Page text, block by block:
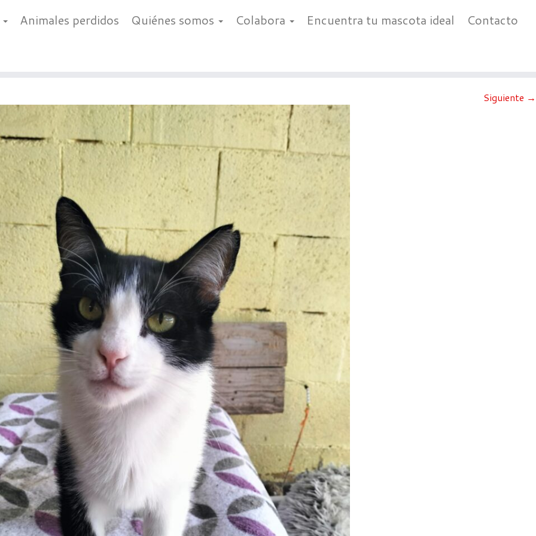
Animales perdidos Quiénes somos Colabora Encuentra tu mascota ideal Contacto
Siguiente →